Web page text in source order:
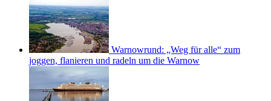
Warnowrund: „Weg für alle“ zum
joggen, flanieren und radeln um die Warnow